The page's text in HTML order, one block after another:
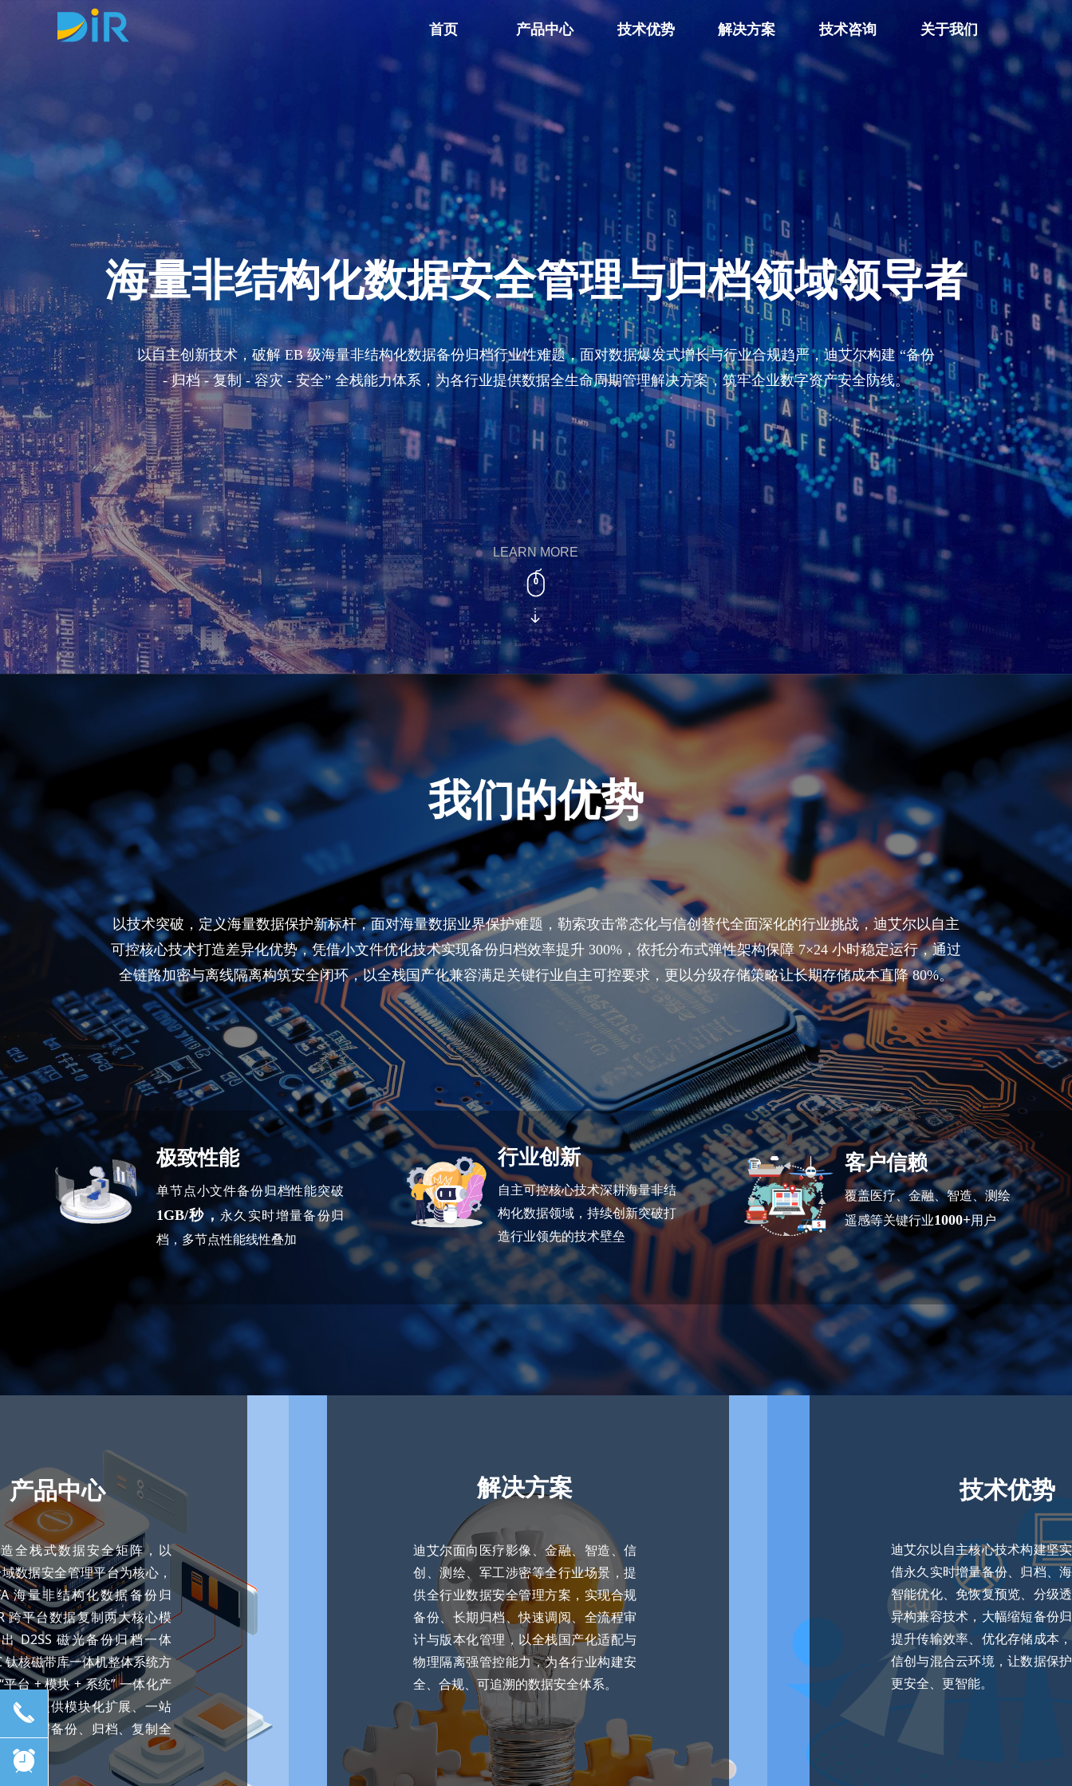
首页 产品中心 技术优势 解决方案 技术咨询 关于我们
海量非结构化数据安全管理与归档领域领导者
以自主创新技术，破解 EB 级海量非结构化数据备份归档行业性难题，面对数据爆发式增长与行业合规趋严，迪艾尔构建 “备份
- 归档 - 复制 - 容灾 - 安全” 全栈能力体系，为各行业提供数据全生命周期管理解决方案，筑牢企业数字资产安全防线。
LEARN MORE
以技术突破，定义海量数据保护新标杆，面对海量数据业界保护难题，勒索攻击常态化与信创替代全面深化的行业挑战，迪艾尔以自主
可控核心技术打造差异化优势，凭借小文件优化技术实现备份归档效率提升 300%，依托分布式弹性架构保障 7×24 小时稳定运行，通过
全链路加密与离线隔离构筑安全闭环，以全栈国产化兼容满足关键行业自主可控要求，更以分级存储策略让长期存储成本直降 80%。
我们的优势
极致性能
单节点小文件备份归档性能突破
1GB/秒， 永久实时增量备份归
档，多节点性能线性叠加
客户信赖
覆盖医疗、金融、智造、测绘
遥感等关键行业1000+用户
行业创新
自主可控核心技术深耕海量非结
构化数据领域，持续创新突破打
造行业领先的技术壁垒
产品中心
全栈式数据安全矩阵，以
数据安全管理平台为核心，
海量非结构化数据备份归
跨平台数据复制两大核心模
D2SS 磁光备份归档一体
钛核磁带库一体机整体系统方
平台 + 模块 + 系统” 一体化产
企业提供模块化扩展、一站
现数据备份、归档、复制全
控。
迪艾尔面向医疗影像、金融、智造、信
创、测绘、军工涉密等全行业场景，提
供全行业数据安全管理方案，实现合规
备份、长期归档、快速调阅、全流程审
计与版本化管理，以全栈国产化适配与
物理隔离强管控能力，为各行业构建安
全、合规、可追溯的数据安全体系。
解决方案 技术优势
迪艾尔以自主核心技术构建坚
借永久实时增量备份、归档、
智能优化、免恢复预览、分级
异构兼容技术，大幅缩短备份
提升传输效率、优化存储成本
信创与混合云环境，让数据保
更安全、更智能。
끅
뀥